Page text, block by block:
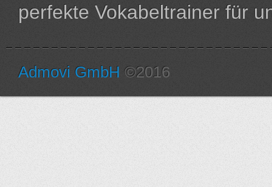
perfekte Vokabeltrainer für
Admovi GmbH ©2016